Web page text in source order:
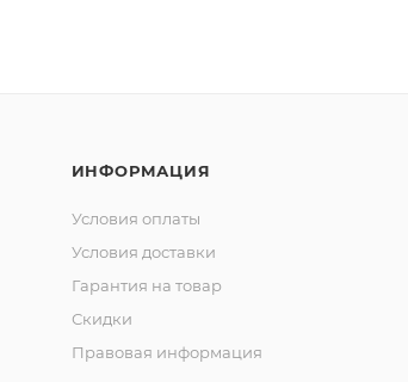
ИНФОРМАЦИЯ
Условия оплаты
Условия доставки
Гарантия на товар
Скидки
Правовая информация